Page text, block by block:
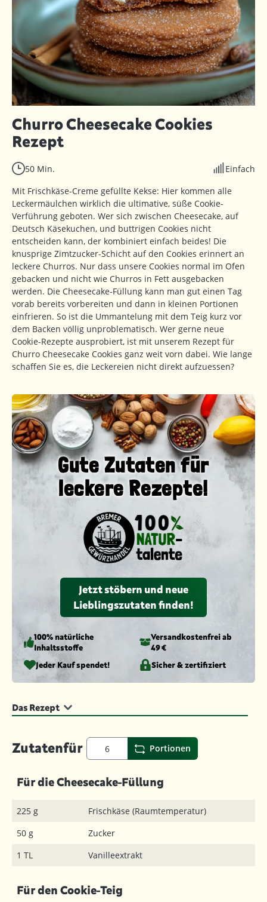
Churro Cheesecake Cookies
Rezept
50 Min.
Einfach
Mit Frischkäse-Creme gefüllte Kekse: Hier kommen alle
Leckermäulchen wirklich die ultimative, süße Cookie-
Verführung geboten. Wer sich zwischen Cheesecake, auf
Deutsch Käsekuchen, und buttrigen Cookies nicht
entscheiden kann, der kombiniert einfach beides! Die
knusprige Zimtzucker-Schicht auf den Cookies erinnert an
leckere Churros. Nur dass unsere Cookies normal im Ofen
gebacken und nicht wie Churros in Fett ausgebacken
werden. Die Cheesecake-Füllung kann man gut einen Tag
vorab bereits vorbereiten und dann in kleinen Portionen
einfrieren. So ist die Ummantelung mit dem Teig kurz vor
dem Backen völlig unproblematisch. Wer gerne neue
Cookie-Rezepte ausprobiert, ist mit unserem Rezept für
Churro Cheesecake Cookies ganz weit vorn dabei. Wie lange
schaffen Sie es, die Leckereien nicht direkt aufzuessen?
Gute Zutaten für
leckere Rezepte!
Jetzt stöbern und neue
Lieblingszutaten finden!
100% natürliche
Inhaltsstoffe
Versandkosten­frei ab
49 €
Jeder Kauf spendet!
Sicher & zertifiziert
Das Rezept
Zutatenfür Portionen
Für die Cheesecake-Füllung
225 g
Frischkäse (Raumtemperatur)
50 g
Zucker
1 TL
Vanilleextrakt
Für den Cookie-Teig